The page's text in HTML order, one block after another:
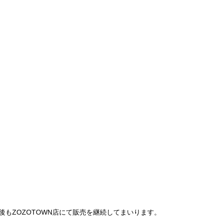
ZOZOTOWN店にて販売を継続してまいります。